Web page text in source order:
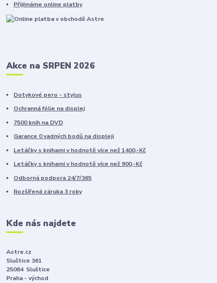
Přijímáme online platby
Akce na SRPEN 2026
Dotykové pero - stylus
Ochranná fólie na displej
7500 knih na DVD
Garance 0 vadných bodů na displeji
Letáčky s knihami v hodnotě více než 1400,-Kč
Letáčky s knihami v hodnotě více než 900,-Kč
Odborná podpora 24/7/365
Rozšířená záruka 3 roky
Kde nás najdete
Astre.cz
Sluštice 361
25084 Sluštice
Praha - východ